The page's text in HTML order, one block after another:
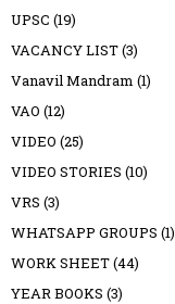
UPSC (19)
VACANCY LIST(3)
Vanavil Mandram (1)
VAO (12)
VIDEO (25)
VIDEO STORIES (10)
VRS (3)
WHATSAPP GROUPS (1)
WORK SHEET(44)
YEAR BOOKS (3)